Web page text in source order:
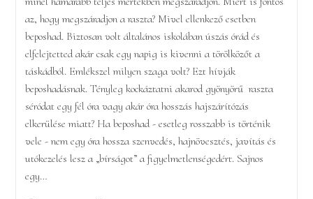
az, hogy megszáradjon a raszta? Mivel ellenkező esetben
beposhad. Biztosan volt általános iskolában úszás órád és
elfelejtetted akár csak egy napig is kivenni a törölközőt a
táskádból. Emlékszel milyen szaga volt? Ezt hívják
beposhadásnak. Tényleg kockáztatni akarod gyönyörű raszta
séródat egy fél óra vagy akár óra hosszás hajszárítózás
elkerülése miatt? Ha beposhad - esetleg rosszabb is történik
vele - nem egy óra hossza szenvedés, hajnövesztés, javítás és
utókezelés lesz a „bírságot” a figyelmetlenségedért. Sajnos
egy…